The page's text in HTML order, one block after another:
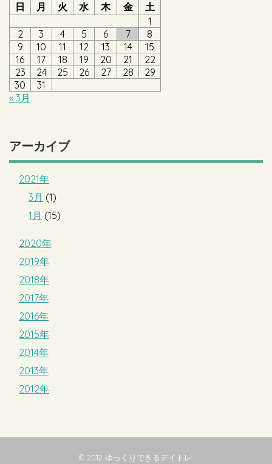
日
月 火 水 木 金
土
1
2
3 4 5 6 7
8
9
10 11 12 13 14
15
16
17 18 19 20 21
22
23
24 25 26 27 28
29
30
31
« 3月
アーカイブ
2021年
3月 (1)
1月 (15)
2020年
2019年
2018年
2017年
2016年
2015年
2014年
2013年
2012年
© 2012 ゆっくりできるデイトレ.